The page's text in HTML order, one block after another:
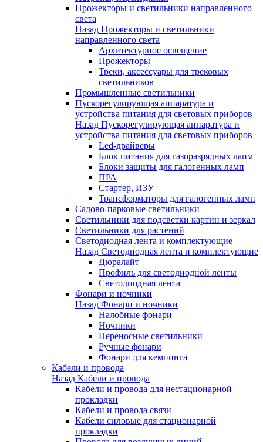
Прожекторы и светильники направленного
света
Назад Прожекторы и светильники
направленного света
Архитектурное освещение
Прожекторы
Треки, аксессуары для трековых
светильников
Промышленные светильники
Пускорегулирующая аппаратура и
устройства питания для световых приборов
Назад Пускорегулирующая аппаратура и
устройства питания для световых приборов
Led-драйверы
Блок питания для газоразрядных лапм
Блоки защиты для галогенных ламп
ПРА
Стартер, ИЗУ
Трансформаторы для галогенных ламп
Садово-парковые светильники
Светильники для подсветки картин и зеркал
Светильники для растений
Светодиодная лента и комплектующие
Назад Светодиодная лента и комплектующие
Дюралайт
Профиль для светодиодной ленты
Светодиодная лента
Фонари и ночники
Назад Фонари и ночники
Налобные фонари
Ночники
Переносные светильники
Ручные фонари
Фонари для кемпинга
Кабели и провода
Назад Кабели и провода
Кабели и провода для нестационарной
прокладки
Кабели и провода связи
Кабели силовые для стационарной
прокладки